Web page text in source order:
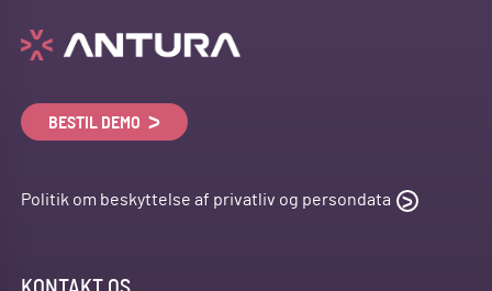
BESTIL DEMO
Politik om beskyttelse af privatliv og persondata